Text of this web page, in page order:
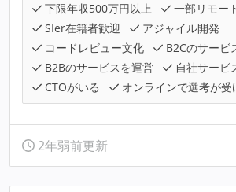
下限年収500万円以上
一部リモー
SIer在籍者歓迎
アジャイル開発
コードレビュー文化
B2Cのサービ
B2Bのサービスを運営
自社サービ
CTOがいる
オンラインで選考が受
2年弱前更新